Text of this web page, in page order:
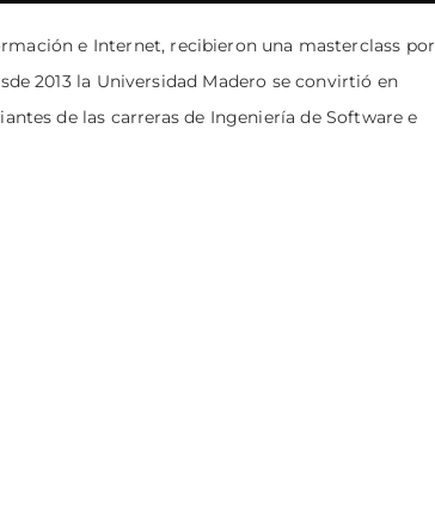
e Internet, recibieron una masterclass por
2013 la Universidad Madero se convirtió en
de las carreras de Ingeniería de Software e